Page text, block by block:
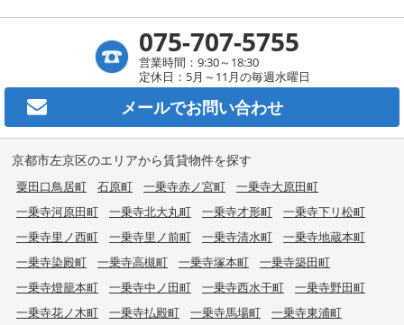
075-707-5755
営業時間：9:30～18:30
定休日：5月～11月の毎週水曜日
メールでお問い合わせ
京都市左京区のエリアから賃貸物件を探す
粟田口鳥居町 石原町 一乗寺赤ノ宮町
一乗寺大原田町
一乗寺河原田町
一乗寺北大丸町 一乗寺才形町
一乗寺下リ松町
一乗寺里ノ西町
一乗寺里ノ前町 一乗寺清水町
一乗寺地蔵本町
一乗寺染殿町
一乗寺高槻町 一乗寺塚本町
一乗寺築田町
一乗寺燈籠本町
一乗寺中ノ田町 一乗寺西水干町
一乗寺野田町
一乗寺花ノ木町
一乗寺払殿町 一乗寺馬場町
一乗寺東浦町